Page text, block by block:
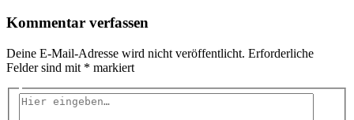
Kommentar verfassen
Deine E-Mail-Adresse wird nicht veröffentlicht. Erforderliche
Felder sind mit * markiert
Hier